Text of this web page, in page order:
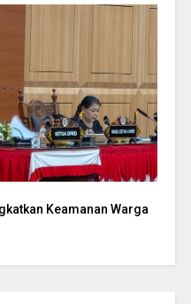
Keamanan Warga